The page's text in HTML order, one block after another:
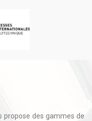
propose des gammes de